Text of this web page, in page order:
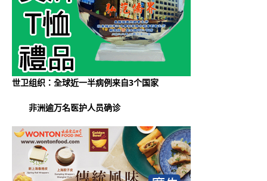
世卫组织：全球近一半病例来自3个国家
非洲逾万名医护人员确诊